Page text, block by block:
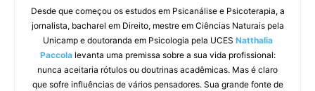
Desde que começou os estudos em Psicanálise e Psicoterapia, a
jornalista, bacharel em Direito, mestre em Ciências Naturais pela
Unicamp e doutoranda em Psicologia pela UCES Natthalia
Paccolalevanta uma premissa sobre a sua vida profissional:
nunca aceitaria rótulos ou doutrinas acadêmicas. Mas é claro
que sofre influências de vários pensadores. Sua grande fonte de